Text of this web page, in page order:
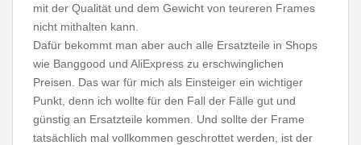
mit der Qualität und dem Gewicht von teureren Frames
nicht mithalten kann.
Dafür bekommt man aber auch alle Ersatzteile in Shops
wie Banggood und AliExpress zu erschwinglichen
Preisen. Das war für mich als Einsteiger ein wichtiger
Punkt, denn ich wollte für den Fall der Fälle gut und
günstig an Ersatzteile kommen. Und sollte der Frame
tatsächlich mal vollkommen geschrottet werden, ist der